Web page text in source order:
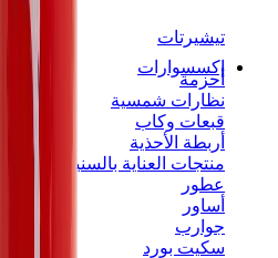
تيشيرتات
إكسسوارات
أحزمة
نظارات شمسية
قبعات وكاب
أربطة الأحذية
منتجات العناية بالسنيكرز
عطور
أساور
جوارب
سكيت بورد